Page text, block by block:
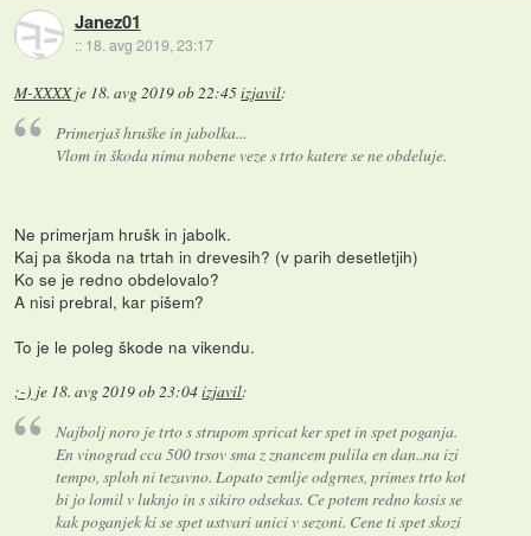
Janez01
:: 18. avg 2019, 23:17
M-XXXXje 18. avg 2019 ob 22:45izjavil:
Primerjaš hruške in jabolka...
Vlom in škoda nima nobene veze s trto katere se ne obdeluje.
Ne primerjam hrušk in jabolk.
Kaj pa škoda na trtah in drevesih? (v parih desetletjih)
Ko se je redno obdelovalo?
A nisi prebral, kar pišem?
To je le poleg škode na vikendu.
;-) je 18. avg 2019 ob 23:04izjavil:
Najbolj noro je trto s strupom spricat ker spet in spet poganja.
En vinograd cca 500 trsov sma z znancem pulila en dan..na izi
tempo, sploh ni tezavno. Lopato zemlje odgrnes, primes trto kot
bi jo lomil v luknjo in s sikiro odsekas. Ce potem redno kosis se
kak poganjek ki se spet ustvari unici v sezoni. Cene ti spet skozi